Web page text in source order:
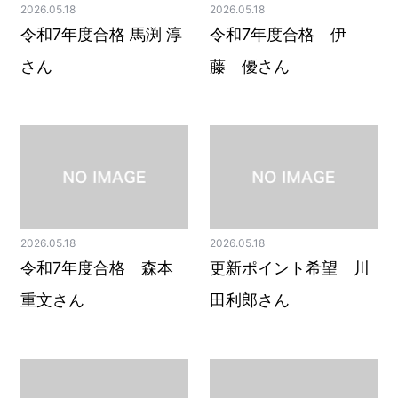
2026.05.18
令和7年度合格 馬渕 淳
さん
2026.05.18
令和7年度合格 伊
藤 優さん
2026.05.18
令和7年度合格 森本
重文さん
2026.05.18
更新ポイント希望 川
田利郎さん